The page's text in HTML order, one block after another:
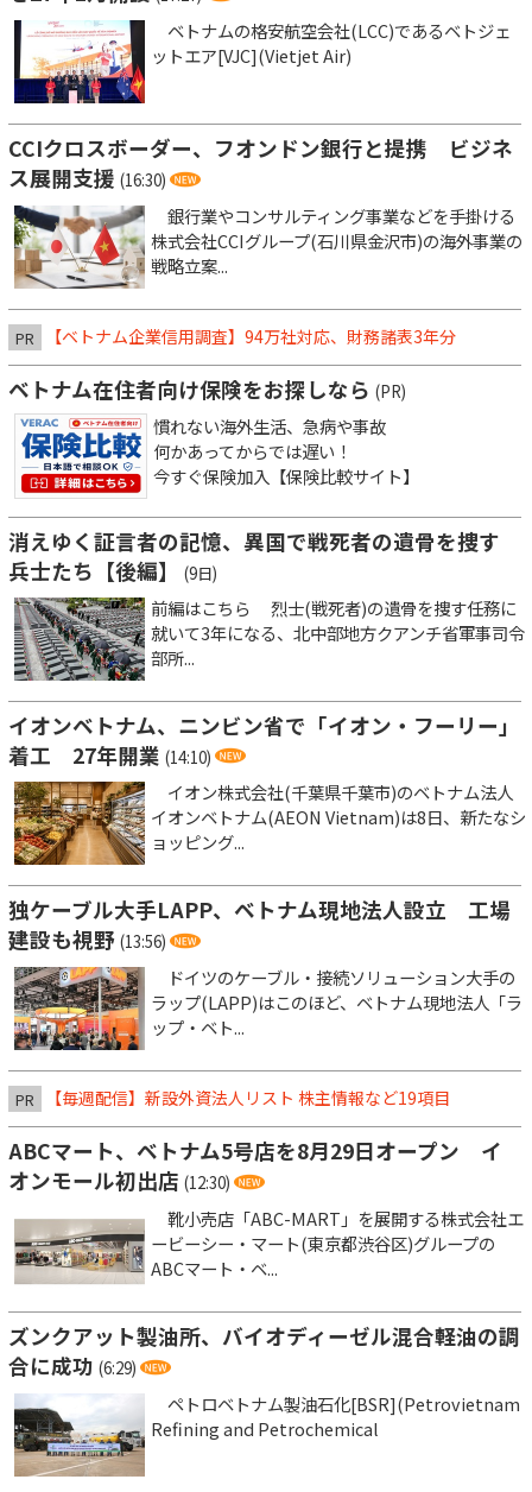
ベトナムの格安航空会社(LCC)であるベトジェ
ットエア[VJC](Vietjet Air)
CCIクロスボーダー、フオンドン銀行と提携 ビジネ
ス展開支援 (16:30)
銀行業やコンサルティング事業などを手掛ける
株式会社CCIグループ(石川県金沢市)の海外事業の
戦略立案...
PR 【ベトナム企業信用調査】94万社対応、財務諸表3年分
ベトナム在住者向け保険をお探しなら (PR)
慣れない海外生活、急病や事故
何かあってからでは遅い！
今すぐ保険加入【保険比較サイト】
消えゆく証言者の記憶、異国で戦死者の遺骨を捜す
兵士たち【後編】
(9日)
前編はこちら 烈士(戦死者)の遺骨を捜す任務に
就いて3年になる、北中部地方クアンチ省軍事司令
部所...
イオンベトナム、ニンビン省で「イオン・フーリー」
着工 27年開業 (14:10)
イオン株式会社(千葉県千葉市)のベトナム法人
イオンベトナム(AEON Vietnam)は8日、新たなシ
ョッピング...
独ケーブル大手LAPP、ベトナム現地法人設立 工場
建設も視野 (13:56)
ドイツのケーブル・接続ソリューション大手の
ラップ(LAPP)はこのほど、ベトナム現地法人「ラ
ップ・ベト...
PR 【毎週配信】新設外資法人リスト 株主情報など19項目
ABCマート、ベトナム5号店を8月29日オープン イ
オンモール初出店 (12:30)
靴小売店「ABC-MART」を展開する株式会社エ
ービーシー・マート(東京都渋谷区)グループの
ABCマート・ベ...
ズンクアット製油所、バイオディーゼル混合軽油の調
合に成功 (6:29)
ペトロベトナム製油石化[BSR](Petrovietnam
Refining and Petrochemical